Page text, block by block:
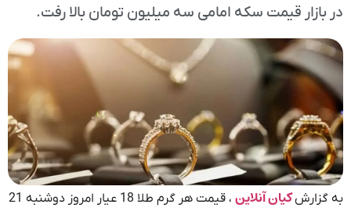
در بازار قیمت سکه امامی سه میلیون تومان بالا رفت.
به گزارشکیان آنلاین
، قیمت هر گرم طلا 18 عیار امروز دوشنبه 21